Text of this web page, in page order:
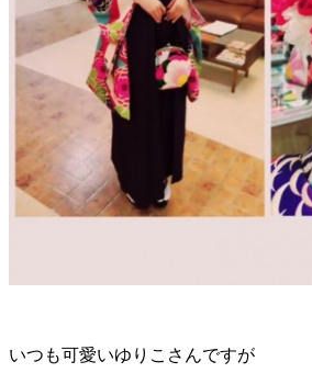
いつも可愛いゆりこさんですが